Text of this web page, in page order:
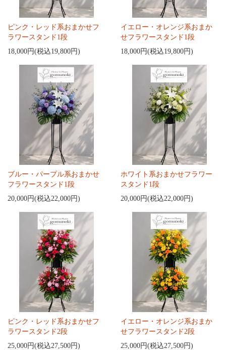
ピンク・レッド系おまかせフ
ラワースタンド1段
18,000円(税込19,800円)
イエロー・オレンジ系おまか
せフラワースタンド1段
18,000円(税込19,800円)
ブルー・パープル系おまかせ
フラワースタンド1段
20,000円(税込22,000円)
ホワイト系おまかせフラワー
スタンド1段
20,000円(税込22,000円)
ピンク・レッド系おまかせフ
ラワースタンド2段
25,000円(税込27,500円)
イエロー・オレンジ系おまか
せフラワースタンド2段
25,000円(税込27,500円)